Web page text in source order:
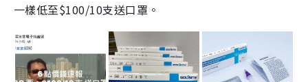
一樣低至$100/10支送口罩。